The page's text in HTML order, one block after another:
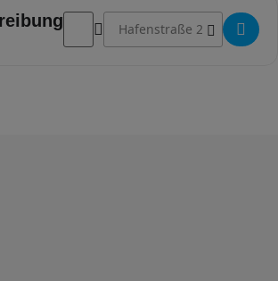
Adresse - Musikalische Runde []
Zieladresse - Musikalische